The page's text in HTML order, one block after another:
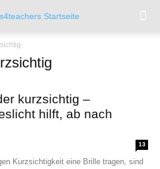
kurzsichtig –
hilft, ab nach
13
Kurzsichtigkeit eine Brille tragen, sind